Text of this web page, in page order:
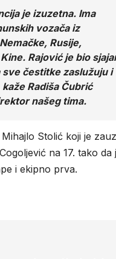
je izuzetna. Ima
vozača iz
Rusije,
Rajović je bio
sve čestitke zaslužuju i
Radiša Čubrić
našeg tima.
Stolić koji je
na 17. tako da
i ekipno prva.